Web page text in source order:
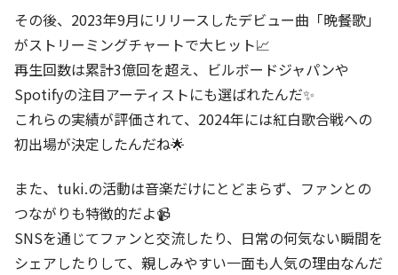
その後、2023年9月にリリースしたデビュー曲「晩餐歌」
がストリーミングチャートで大ヒット📈
再生回数は累計3億回を超え、ビルボードジャパンや
Spotifyの注目アーティストにも選ばれたんだ✨
これらの実績が評価されて、2024年には紅白歌合戦への
初出場が決定したんだね🌟
また、tuki.の活動は音楽だけにとどまらず、ファンとの
つながりも特徴的だよ📹
SNSを通じてファンと交流したり、日常の何気ない瞬間を
シェアしたりして、親しみやすい一面も人気の理由なんだ